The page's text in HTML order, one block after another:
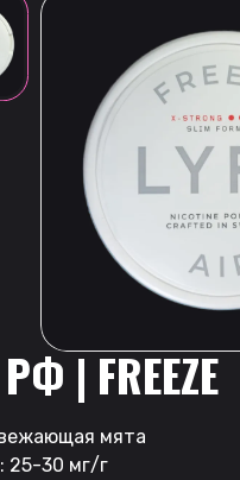
РФ | FREEZE
мята
25-30 мг/г